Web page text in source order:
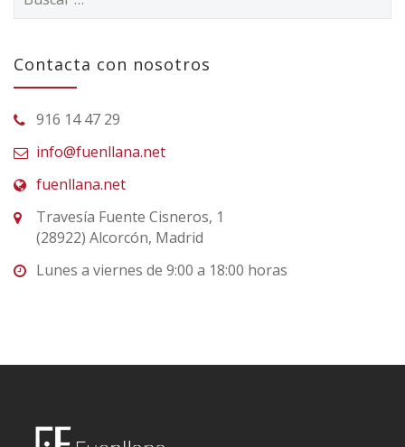
Contacta con nosotros
916 14 47 29
info@fuenllana.net
fuenllana.net
Travesía Fuente Cisneros, 1
(28922) Alcorcón, Madrid
Lunes a viernes de 9:00 a 18:00 horas